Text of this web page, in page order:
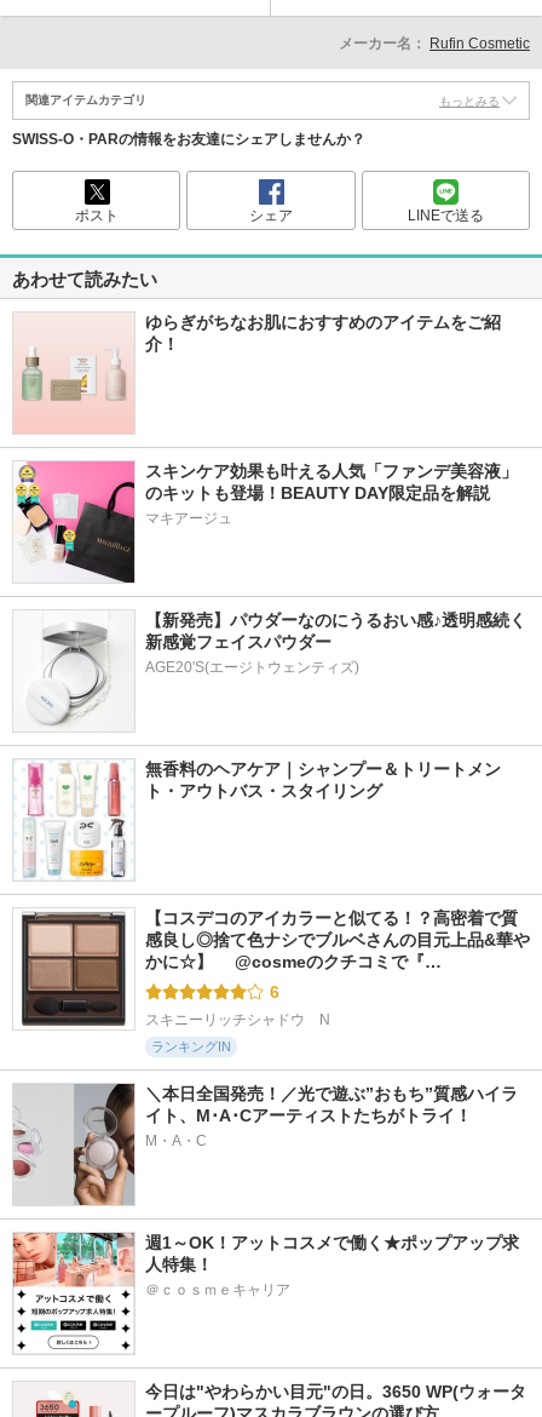
メーカー名： Rufin Cosmetic
関連アイテムカテゴリ もっとみる
SWISS‐O・PARの情報をお友達にシェアしませんか？
ポスト シェア LINEで送る
あわせて読みたい
ゆらぎがちなお肌におすすめのアイテムをご紹
介！
スキンケア効果も叶える人気「ファンデ美容液」
のキットも登場！BEAUTY DAY限定品を解説
マキアージュ
【新発売】パウダーなのにうるおい感♪透明感続く
新感覚フェイスパウダー
AGE20'S(エージトウェンティズ)
無香料のヘアケア｜シャンプー＆トリートメン
ト・アウトバス・スタイリング
【コスデコのアイカラーと似てる！？高密着で質
感良し◎捨て色ナシでブルベさんの目元上品&華や
かに☆】 　@cosmeのクチコミで『…
6
スキニーリッチシャドウ　N
ランキングIN
＼本日全国発売！／光で遊ぶ”おもち”質感ハイラ
イト、M･A･Cアーティストたちがトライ！
M・A・C
週1～OK！アットコスメで働く★ポップアップ求
人特集！
＠ｃｏｓｍｅキャリア
今日は"やわらかい目元"の日。3650 WP(ウォータ